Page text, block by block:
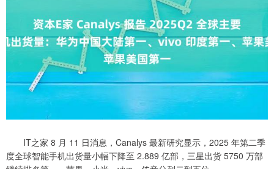
IT之家 8 月 11 日消息，Canalys 最新研究显示，2025 年第二季
度全球智能手机出货量小幅下降至 2.889 亿部，三星出货 5750 万部